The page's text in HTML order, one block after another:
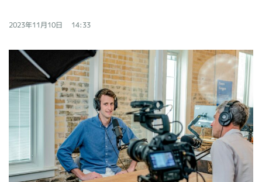
2023年11月10日 14:33